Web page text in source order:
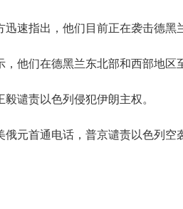
迅速指出，他们目前正在袭击德黑
，他们在德黑兰东北部和西部地区
毅谴责以色列侵犯伊朗主权。
俄元首通电话，普京谴责以色列空